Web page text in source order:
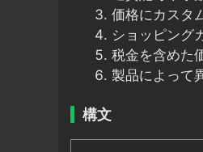
価格にカスタ
ショッピング
税金を含めた
製品によって
構文